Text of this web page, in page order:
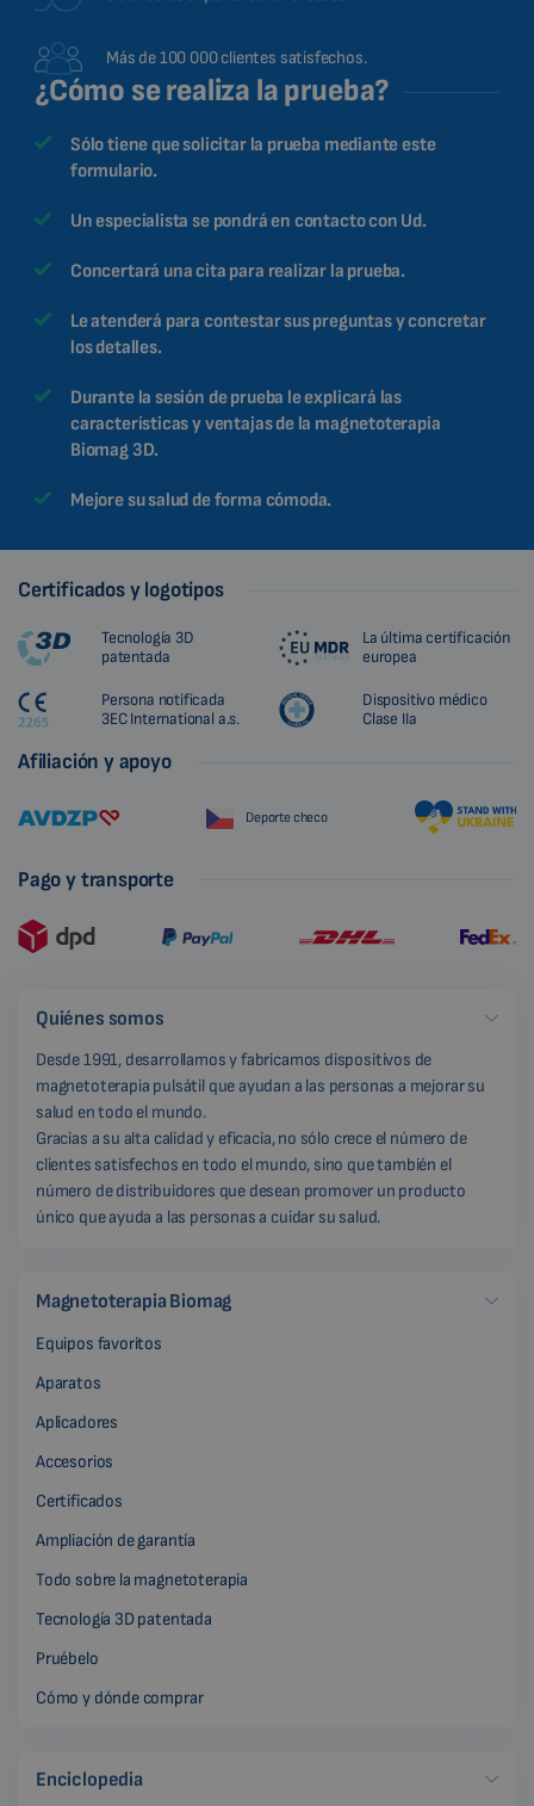
Más de 100 000 clientes satisfechos.
¿Cómo se realiza la prueba?
Sólo tiene que solicitar la prueba mediante este
formulario.
Un especialista se pondrá en contacto con Ud.
Concertará una cita para realizar la prueba.
Le atenderá para contestar sus preguntas y concretar
los detalles.
Durante la sesión de prueba le explicará las
características y ventajas de la magnetoterapia
Biomag 3D.
Mejore su salud de forma cómoda.
Certificados y logotipos
Tecnología 3D
patentada
La última certificación
europea
Persona notificada
3EC International a.s.
Dispositivo médico
Clase IIa
Afiliación y apoyo
Deporte checo
Pago y transporte
Quiénes somos
Desde 1991, desarrollamos y fabricamos dispositivos de
magnetoterapia pulsátil que ayudan a las personas a mejorar su
salud en todo el mundo.
Gracias a su alta calidad y eficacia, no sólo crece el número de
clientes satisfechos en todo el mundo, sino que también el
número de distribuidores que desean promover un producto
único que ayuda a las personas a cuidar su salud.
Magnetoterapia Biomag
Equipos favoritos
Aparatos
Aplicadores
Accesorios
Certificados
Ampliación de garantía
Todo sobre la magnetoterapia
Tecnología 3D patentada
Pruébelo
Cómo y dónde comprar
Enciclopedia